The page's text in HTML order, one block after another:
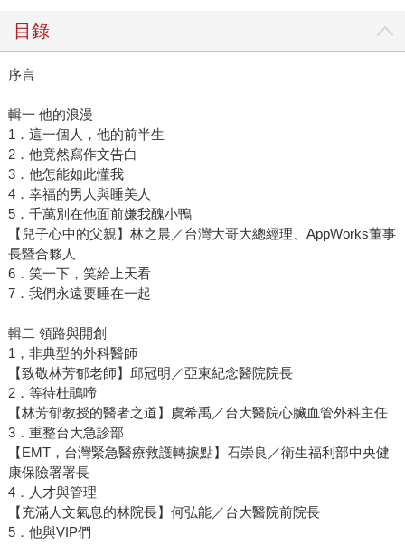
目錄
序言
輯一 他的浪漫
1．這一個人，他的前半生
2．他竟然寫作文告白
3．他怎能如此懂我
4．幸福的男人與睡美人
5．千萬別在他面前嫌我醜小鴨
【兒子心中的父親】林之晨／台灣大哥大總經理、AppWorks董事
長暨合夥人
6．笑一下，笑給上天看
7．我們永遠要睡在一起
輯二 領路與開創
1，非典型的外科醫師
【致敬林芳郁老師】邱冠明／亞東紀念醫院院長
2．等待杜鵑啼
【林芳郁教授的醫者之道】虞希禹／台大醫院心臟血管外科主任
3．重整台大急診部
【EMT，台灣緊急醫療救護轉捩點】石崇良／衛生福利部中央健
康保險署署長
4．人才與管理
【充滿人文氣息的林院長】何弘能／台大醫院前院長
5．他與VIP們